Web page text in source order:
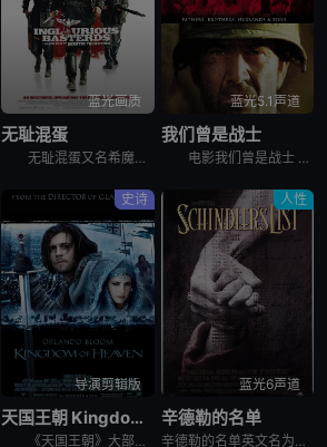
蓝光画质
无耻混蛋
无耻混蛋又名希魔撞正杀人狂,恶棍特工,无良杂种,无良杂军,戴罪立功,无良杂牌军,混蛋野战队，分五章进行。二战中德占法国，德军上校汉斯（克里斯托弗·瓦尔兹 Christoph Waltz 饰）号称“
蓝光5.1声道
我们曾是战士
电影我们曾是战士 We Were Soldiers根据越南战争中的真实战斗改编。1965年11月，越南战争升级至美军直接参与战争阶段。驻越美军人数不断上升。摩尔中校（梅尔吉布森 Mel Gibso
史诗
导演剪辑版
天国王朝 Kingdom of Heaven
《天国王朝》大部分角色基于历史人物而改编，哥伦比亚大学的Hamid Dabashi教授为该片的首席学术顾问。十二世纪的法国，青年铁匠贝里昂（奥兰多·布鲁姆 Orlando Bloom 饰）无意间知
人性
蓝光6声道
辛德勒的名单
辛德勒的名单英文名为Schindler's List，是1993年美国历史战争电影。德国投机商人辛德是个国社党即纳粹党党员。他好女色，会享受，是地方上有名的纳粹中坚分子。他善于利用与关系攫取最大的利润。在被占领的波兰，犾太人是最便宜的劳工。因此，辛德勒的工厂只使用犾太人。